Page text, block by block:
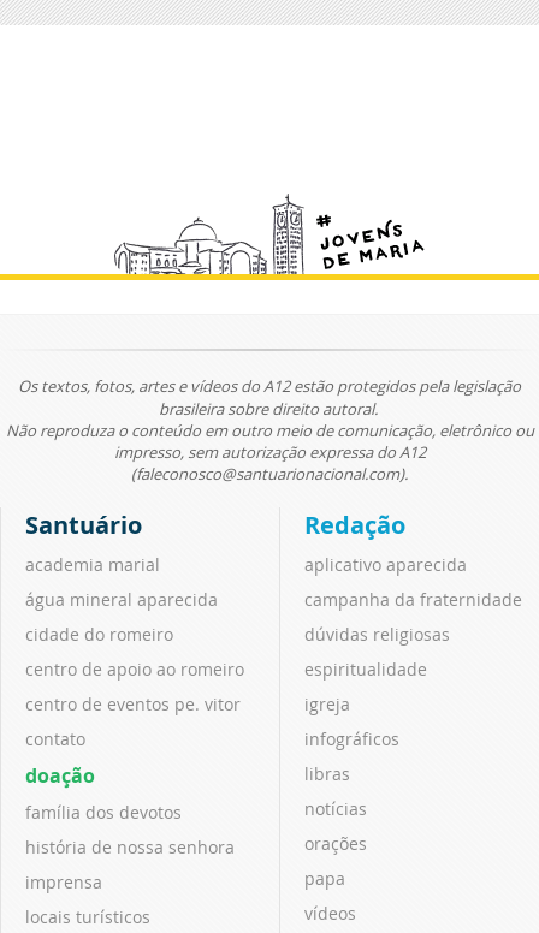
Os textos, fotos, artes e vídeos do A12 estão protegidos pela legislação
brasileira sobre direito autoral.
Não reproduza o conteúdo em outro meio de comunicação, eletrônico ou
impresso, sem autorização expressa do A12
(faleconosco@santuarionacional.com).
Santuário
academia marial
água mineral aparecida
cidade do romeiro
centro de apoio ao romeiro
centro de eventos pe. vitor
contato
doação
família dos devotos
história de nossa senhora
imprensa
locais turísticos
Redação
aplicativo aparecida
campanha da fraternidade
dúvidas religiosas
espiritualidade
igreja
infográficos
libras
notícias
orações
papa
vídeos